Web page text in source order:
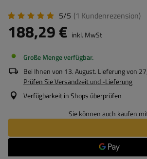
5/5 (1 Kundenrezension)
188,29 € inkl. MwSt
Große Menge verfügbar
Bei Ihnen von 13. August. Lieferung von
Prüfen Sie Versandzeit und -Lieferung
Verfügbarkeit in Shops überprüfen
Sie können auch kaufen